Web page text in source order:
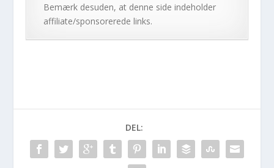
Bemærk desuden, at denne side indeholder
affiliate/sponsorerede links.
DEL: